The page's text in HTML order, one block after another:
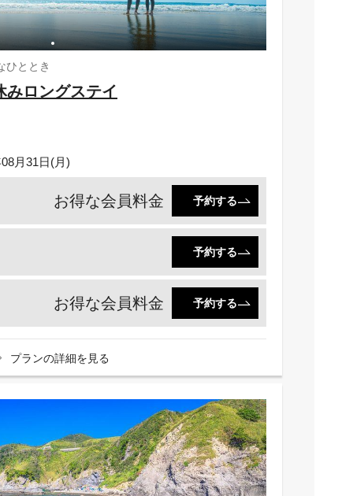
ひととき
みロングステイ
月31日(月)
お得な会員料金 予約する
予約する
お得な会員料金 予約する
プランの詳細を見る